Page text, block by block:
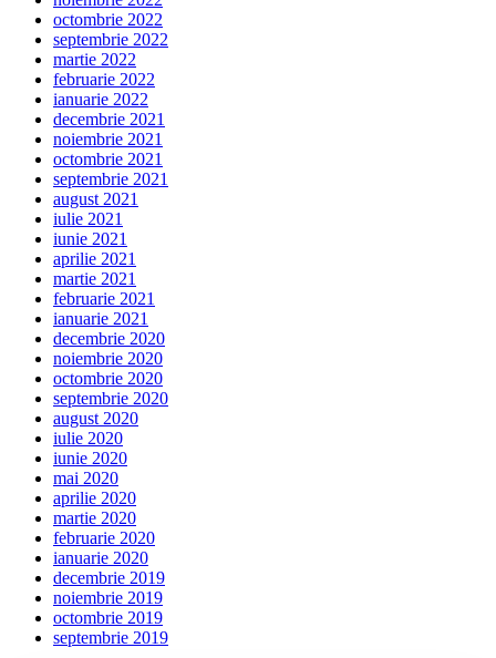
octombrie 2022
septembrie 2022
martie 2022
februarie 2022
ianuarie 2022
decembrie 2021
noiembrie 2021
octombrie 2021
septembrie 2021
august 2021
iulie 2021
iunie 2021
aprilie 2021
martie 2021
februarie 2021
ianuarie 2021
decembrie 2020
noiembrie 2020
octombrie 2020
septembrie 2020
august 2020
iulie 2020
iunie 2020
mai 2020
aprilie 2020
martie 2020
februarie 2020
ianuarie 2020
decembrie 2019
noiembrie 2019
octombrie 2019
septembrie 2019